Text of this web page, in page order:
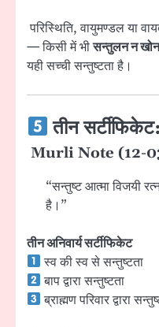
परिस्थिति, वायुमण्डल या
— किसी में भीसन्तुलन न
यही सच्ची सन्तुष्टता है।
तीन
Murli Note (12-
“सन्तुष्ट आत्मा विजयी
है।”
तीन अनिवार्य सर्टीफिकेट
स्व की स्व से सन्तुष्टता
बाप द्वारा सन्तुष्टता
ब्राह्मण परिवार द्वारा